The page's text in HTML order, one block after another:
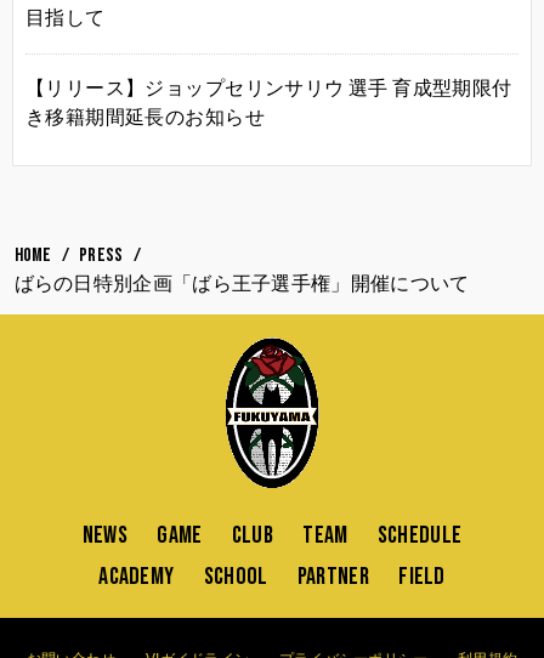
目指して
【リリース】ジョップセリンサリウ 選手 育成型期限付
き移籍期間延長のお知らせ
HOME
PRESS
ばらの日特別企画「ばら王子選手権」開催について
NEWS GAME CLUB TEAM
SCHEDULE
ACADEMY
SCHOOL PARTNER FIELD